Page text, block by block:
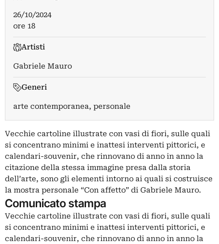
26/10/2024
ore 18
Artisti
Gabriele Mauro
Generi
arte contemporanea, personale
Vecchie cartoline illustrate con vasi di fiori, sulle quali
si concentrano minimi e inattesi interventi pittorici, e
calendari-souvenir, che rinnovano di anno in anno la
citazione della stessa immagine presa dalla storia
dell’arte, sono gli elementi intorno ai quali si costruisce
la mostra personale “Con affetto” di Gabriele Mauro.
Comunicato stampa
Vecchie cartoline illustrate con vasi di fiori, sulle quali
si concentrano minimi e inattesi interventi pittorici, e
calendari-souvenir, che rinnovano di anno in anno la